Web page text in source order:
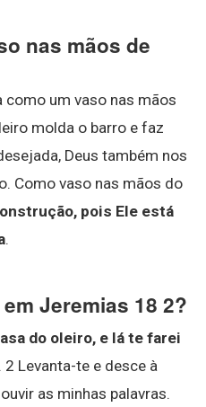
nas mãos de
como um vaso nas mãos
molda o barro e faz
Deus também nos
Como vaso nas mãos do
pois Ele está
.
Jeremias 18 2?
do oleiro, e lá te farei
. 2 Levanta-te e desce à
as minhas palavras.